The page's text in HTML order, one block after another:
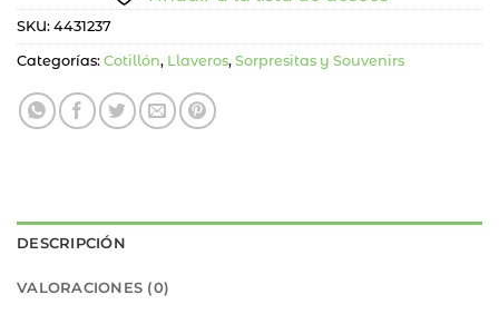
SKU: 4431237
Categorías: Cotillón, Llaveros, Sorpresitas y Souvenirs
DESCRIPCIÓN
VALORACIONES (0)